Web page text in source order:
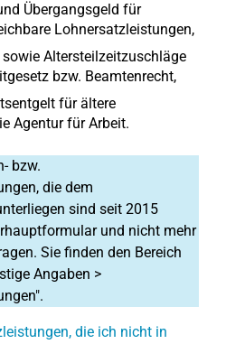
Übergangsgeld für
Lohnersatzleistungen,
Altersteilzeitzuschläge
bzw. Beamtenrecht,
für ältere
Agentur für Arbeit.
bzw.
die dem
sind seit 2015
und nicht mehr
Sie finden den Bereich
Angaben >
die ich nicht in